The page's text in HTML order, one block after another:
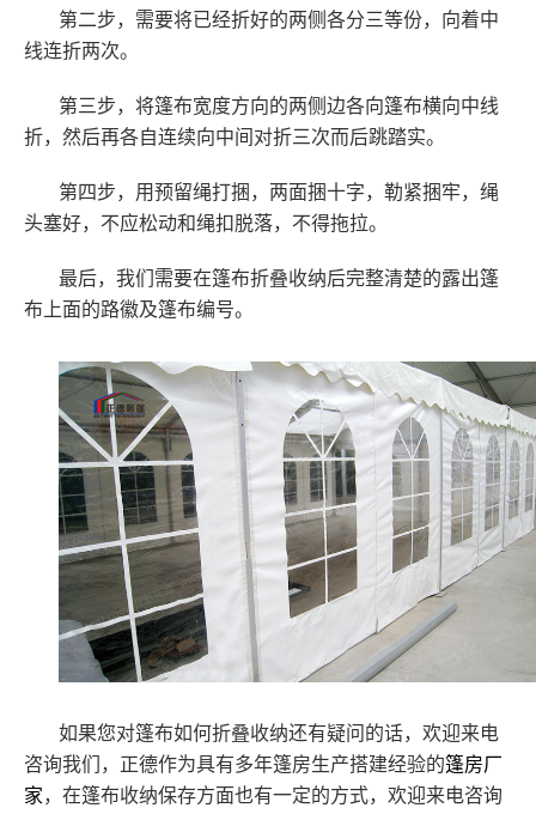
第二步，需要将已经折好的两侧各分三等份，向着中
线连折两次。
第三步，将篷布宽度方向的两侧边各向篷布横向中线
折，然后再各自连续向中间对折三次而后跳踏实。
第四步，用预留绳打捆，两面捆十字，勒紧捆牢，绳
头塞好，不应松动和绳扣脱落，不得拖拉。
最后，我们需要在篷布折叠收纳后完整清楚的露出篷
布上面的路徽及篷布编号。
如果您对篷布如何折叠收纳还有疑问的话，欢迎来电
咨询我们，正德作为具有多年篷房生产搭建经验的篷房厂
家，在篷布收纳保存方面也有一定的方式，欢迎来电咨询